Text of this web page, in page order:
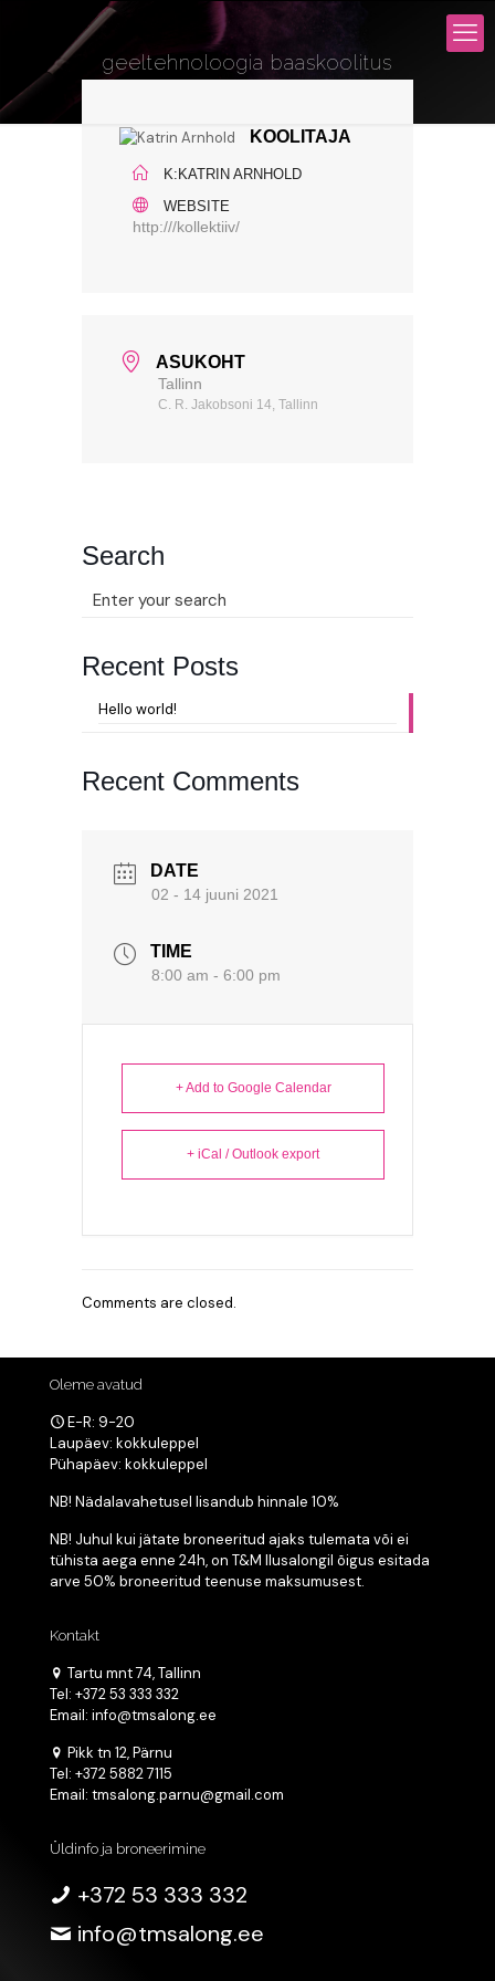
geeltehnoloogia baaskoolitus
KOOLITAJA
K:KATRIN ARNHOLD
WEBSITE
http:///kollektiiv/
ASUKOHT
Tallinn
C. R. Jakobsoni 14, Tallinn
Search
Recent Posts
Hello world!
Recent Comments
DATE
02 - 14 juuni 2021
TIME
8:00 am - 6:00 pm
+ Add to Google Calendar
+ iCal / Outlook export
Comments are closed.
Oleme avatud
E-R: 9-20
Laupäev: kokkuleppel
Pühapäev: kokkuleppel
NB! Nädalavahetusel lisandub hinnale 10%
NB! Juhul kui jätate broneeritud ajaks tulemata või ei
tühista aega enne 24h, on T&M Ilusalongil õigus esitada
arve 50% broneeritud teenuse maksumusest.
Kontakt
Tartu mnt 74, Tallinn
Tel: +372 53 333 332
Email: info@tmsalong.ee
Pikk tn 12, Pärnu
Tel: +372 5882 7115
Email: tmsalong.parnu@gmail.com
Üldinfo ja broneerimine
+372 53 333 332
info@tmsalong.ee